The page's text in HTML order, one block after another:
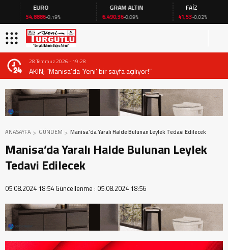
EURO
54,8886-0,19%
GRAM ALTIN
6.490,36-0,09%
FAİZ
41,53-0,02%
28 Temmuz 2026 - 19:28
AKIN; “Manisa’da ‘Yeni’ bir sayfa açılıyor!”
ANASAYFA GÜNDEM Manisa’da Yaralı Halde Bulunan Leylek Tedavi Edilecek
Manisa’da Yaralı Halde Bulunan Leylek
Tedavi Edilecek
05.08.2024 18:54 Güncellenme : 05.08.2024 18:56